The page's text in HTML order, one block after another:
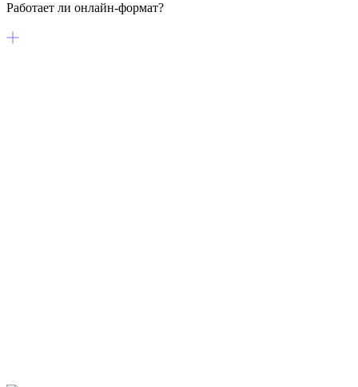
Работает ли онлайн-формат?